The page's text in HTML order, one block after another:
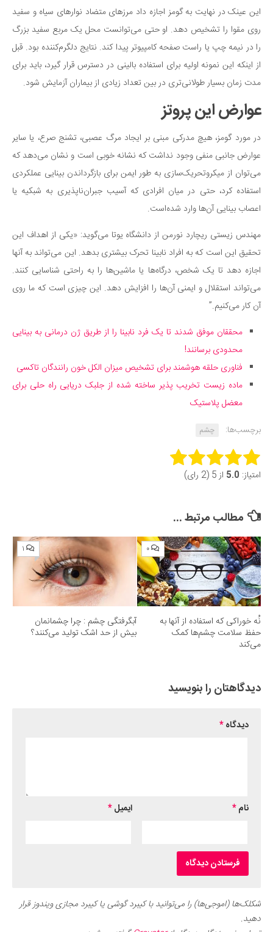
این عینک در نهایت به گومز اجازه داد مرزهای متضاد نوارهای سیاه و سفید
روی مقوا را تشخیص دهد. او حتی می‌توانست محل یک مربع سفید بزرگ
را در نیمه چپ یا راست صفحه کامپیوتر پیدا کند. نتایج دلگرم‌کننده بود. قبل
از اینکه این نمونه اولیه برای استفاده بالینی در دسترس قرار گیرد، باید برای
مدت زمان بسیار طولانی‌تری در بین تعداد زیادی از بیماران آزمایش شود.
عوارض این پروتز
در مورد گومز، هیچ مدرکی مبنی بر ایجاد مرگ عصبی، تشنج صرع، یا سایر
عوارض جانبی منفی وجود نداشت که نشانه خوبی است و نشان می‌دهد که
می‌توان از میکروتحریک‌سازی به طور ایمن برای بازگرداندن بینایی عملکردی
استفاده کرد، حتی در میان افرادی که آسیب جبران‌ناپذیری به شبکیه یا
اعصاب بینایی آن‌ها وارد شده‌است.
مهندس زیستی ریچارد نورمن از دانشگاه یوتا می‌گوید: «یکی از اهداف این
تحقیق این است که به افراد نابینا تحرک بیشتری بدهد. این می‌تواند به آنها
اجازه دهد تا یک شخص، درگاه‌ها یا ماشین‌ها را به راحتی شناسایی کنند.
می‌تواند استقلال و ایمنی آن‌ها را افزایش دهد. این چیزی است که ما روی
آن کار می‌کنیم.”
محققان موفق شدند تا یک فرد نابینا را از طریق ژن درمانی به بینایی
محدودی برسانند!
فناوری حلقه هوشمند برای تشخیص میزان الکل خون رانندگان تاکسی
ماده زیست تخریب پذیر ساخته شده از جلبک دریایی راه حلی برای
معضل پلاستیک
برچسب‌ها:
چشم
Rate this item:
امتیاز: 5.0 از 5 (2 رای)
مطالب مرتبط ...
۰
نُه خوراکی که استفاده از آنها به
حفظ سلامت چشم‌ها کمک
می‌کند
۱
آبگرفتگی چشم : چرا چشمانمان
بیش از حد اشک تولید می‌کنند؟
دیدگاهتان را بنویسید
دیدگاه*
نام* ایمیل*
شکلک‌ها (اموجی‌ها) را می‌توانید با کیبرد گوشی یا کیبرد مجازی ویندوز قرار
دهید.